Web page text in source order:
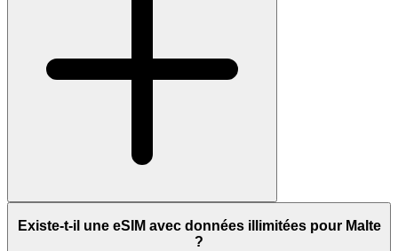
Existe-t-il une eSIM avec données illimitées pour Malte
?